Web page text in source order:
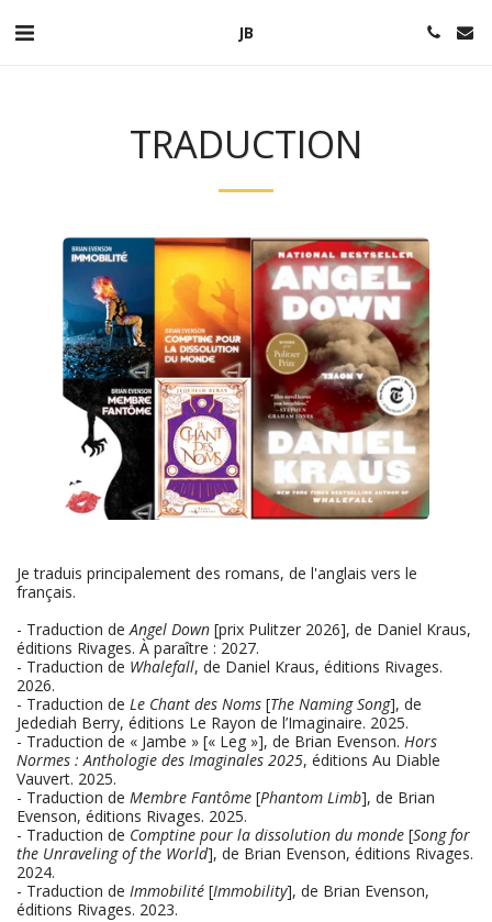
JB
TRADUCTION
Je traduis principalement des romans, de l'anglais vers le
français.
- Traduction deAngel Down [prix Pulitzer 2026], de Daniel Kraus,
éditions Rivages. À paraître : 2027.
- Traduction de Whalefall, de Daniel Kraus, éditions Rivages.
2026.
- Traduction de Le Chant des Noms [The Naming Song], de
Jedediah Berry, éditions Le Rayon de l’Imaginaire. 2025.
- Traduction de « Jambe » [« Leg »], de Brian Evenson. Hors
Normes : Anthologie des Imaginales 2025, éditions Au Diable
Vauvert. 2025.
- Traduction de Membre Fantôme [Phantom Limb], de Brian
Evenson, éditions Rivages. 2025.
- Traduction de Comptine pour la dissolution du monde [Song for
the Unraveling of the World], de Brian Evenson, éditions Rivages.
2024.
- Traduction de Immobilité [Immobility], de Brian Evenson,
éditions Rivages. 2023.